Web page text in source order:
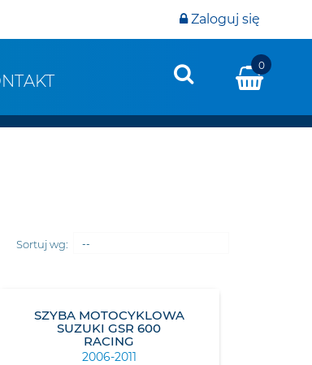
Zaloguj się
0
Sortuj wg: --
SZYBA MOTOCYKLOWA
SUZUKI GSR 600
RACING
2006-2011